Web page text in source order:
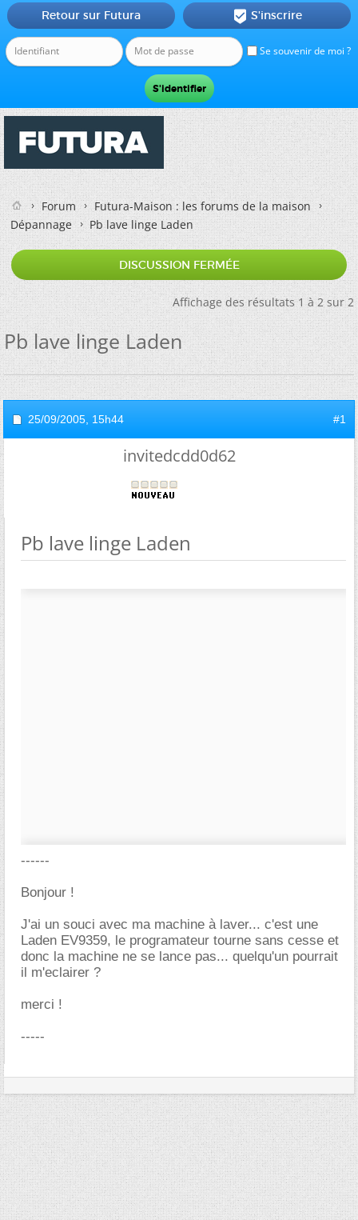
Se souvenir de moi ?
Retour sur Futura  S'inscrire
Forum
Futura-Maison : les forums de la maison
Dépannage
Pb lave linge Laden
DISCUSSION FERMÉE
Affichage des résultats 1 à 2 sur 2
Pb lave linge Laden
25/09/2005, 15h44 #1
invitedcdd0d62
Pb lave linge Laden
------
Bonjour !
J'ai un souci avec ma machine à laver... c'est une
Laden EV9359, le programateur tourne sans cesse et
donc la machine ne se lance pas... quelqu'un pourrait
il m'eclairer ?
merci !
-----